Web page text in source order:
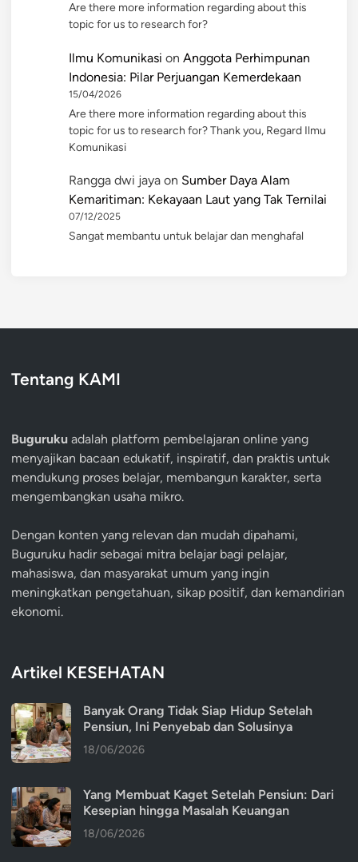
Are there more information regarding about this
topic for us to research for?
Ilmu Komunikasi on Anggota Perhimpunan
Indonesia: Pilar Perjuangan Kemerdekaan
15/04/2026
Are there more information regarding about this
topic for us to research for? Thank you, Regard Ilmu
Komunikasi
Rangga dwi jaya on Sumber Daya Alam
Kemaritiman: Kekayaan Laut yang Tak Ternilai
07/12/2025
Sangat membantu untuk belajar dan menghafal
Tentang KAMI
Buguruku adalah platform pembelajaran online yang
menyajikan bacaan edukatif, inspiratif, dan praktis untuk
mendukung proses belajar, membangun karakter, serta
mengembangkan usaha mikro.
Dengan konten yang relevan dan mudah dipahami,
Buguruku hadir sebagai mitra belajar bagi pelajar,
mahasiswa, dan masyarakat umum yang ingin
meningkatkan pengetahuan, sikap positif, dan kemandirian
ekonomi.
Artikel KESEHATAN
Banyak Orang Tidak Siap Hidup Setelah
Pensiun, Ini Penyebab dan Solusinya
18/06/2026
Yang Membuat Kaget Setelah Pensiun: Dari
Kesepian hingga Masalah Keuangan
18/06/2026